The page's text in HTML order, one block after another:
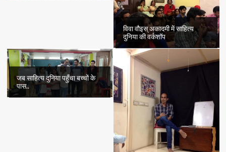
विवा वौइस् अकादमी में साहित्य
दुनिया की वर्कशॉप
जब साहित्य दुनिया पहुँचा बच्चों के
पास..